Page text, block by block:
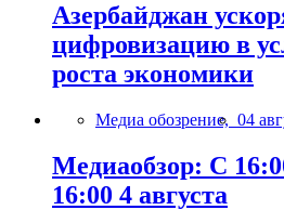
Азербайджан
цифровизацию в
роста экономики
Медиа обозрение, 04
Медиаобзор: С
16:00 4 августа